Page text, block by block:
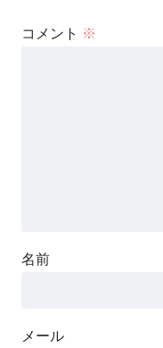
コメント ※
名前
メール